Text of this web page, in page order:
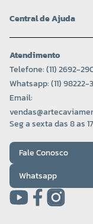
Central de Ajuda
Atendimento
Telefone: (11) 2692-
Whatsapp: (11) 98222-
Email:
Seg a sexta das 8 as
Fale Conosco
Whatsapp